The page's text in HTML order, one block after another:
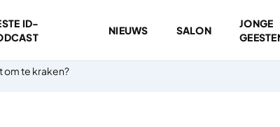
ID-
NIEUWS SALON
JONGE
om te kraken?